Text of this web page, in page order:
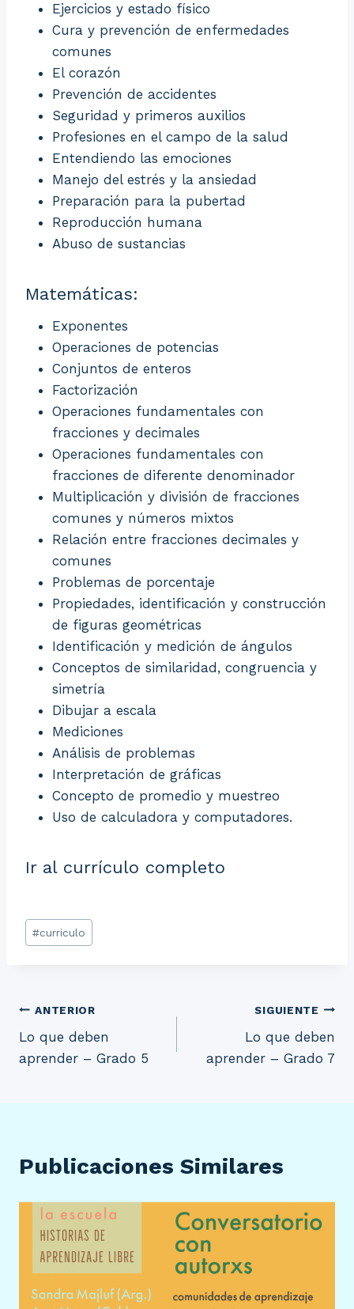
Ejercicios y estado físico
Cura y prevención de enfermedades
comunes
El corazón
Prevención de accidentes
Seguridad y primeros auxilios
Profesiones en el campo de la salud
Entendiendo las emociones
Manejo del estrés y la ansiedad
Preparación para la pubertad
Reproducción humana
Abuso de sustancias
Matemáticas:
Exponentes
Operaciones de potencias
Conjuntos de enteros
Factorización
Operaciones fundamentales con
fracciones y decimales
Operaciones fundamentales con
fracciones de diferente denominador
Multiplicación y división de fracciones
comunes y números mixtos
Relación entre fracciones decimales y
comunes
Problemas de porcentaje
Propiedades, identificación y construcción
de figuras geométricas
Identificación y medición de ángulos
Conceptos de similaridad, congruencia y
simetría
Dibujar a escala
Mediciones
Análisis de problemas
Interpretación de gráficas
Concepto de promedio y muestreo
Uso de calculadora y computadores.
Ir al currículo completo
Etiquetas
de
#curriculo
Navegación
de
ANTERIOR
Lo que deben
aprender – Grado 5
SIGUIENTE
Lo que deben
aprender – Grado 7
Publicaciones Similares